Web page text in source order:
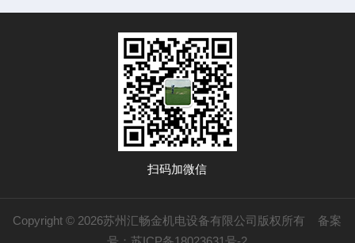
扫码加微信
Copyright © 2026苏州汇畅金机电设备有限公司版权所有 备案